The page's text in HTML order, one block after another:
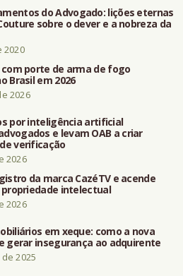
do Advogado: lições eternas
sobre o dever e a nobreza da
2020
porte de arma de fogo
Brasil em 2026
2026
por inteligência artificial
e levam OAB a criar
verificação
2026
da marca CazéTV e acende
intelectual
2026
em xeque: como a nova
gerar insegurança ao adquirente
2025